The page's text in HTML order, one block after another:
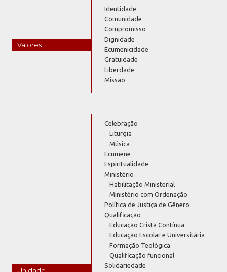
Valores
Identidade
Comunidade
Compromisso
Dignidade
Ecumenicidade
Gratuidade
Liberdade
Missão
Celebração
Liturgia
Música
Ecumene
Espiritualidade
Ministério
Habilitação Ministerial
Ministério com Ordenação
Política de Justiça de Gênero
Qualificação
Educação Cristã Contínua
Educação Escolar e Universitária
Formação Teológica
Qualificação funcional
Solidariedade